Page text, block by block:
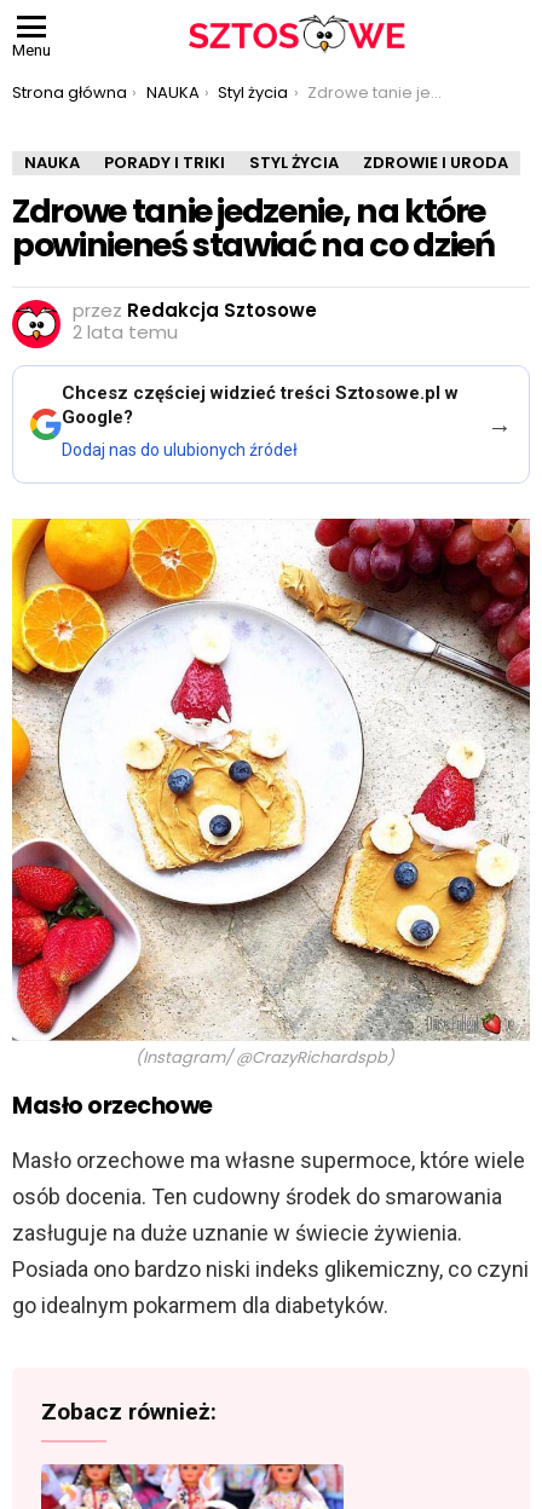
Menu
Jesteś tutaj:
Strona główna NAUKA Styl życia Zdrowe tanie jedzenie, na które powinieneś stawiać na co dzień
NAUKA PORADY I TRIKI STYL ŻYCIA ZDROWIE I URODA
Zdrowe tanie jedzenie, na które
powinieneś stawiać na co dzień
przez Redakcja Sztosowe
2 lata temu
Chcesz częściej widzieć treści Sztosowe.pl w
Google?
Dodaj nas do ulubionych źródeł
→
(Instagram/ @CrazyRichardspb)
Masło orzechowe
Masło orzechowe ma własne supermoce, które wiele
osób docenia. Ten cudowny środek do smarowania
zasługuje na duże uznanie w świecie żywienia.
Posiada ono bardzo niski indeks glikemiczny, co czyni
go idealnym pokarmem dla diabetyków.
Zobacz również: